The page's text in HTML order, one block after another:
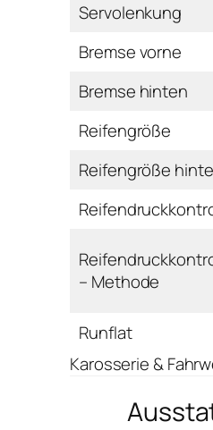
Servolenkung
Bremse vorne
Bremse hinten
Reifengröße
Reifengröße
– Methode
Runflat
Karosserie &